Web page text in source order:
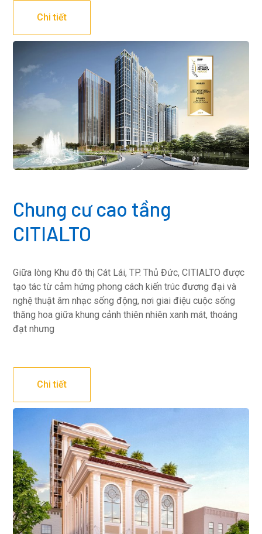
Chi tiết
Chung cư cao tầng
CITIALTO
Giữa lòng Khu đô thị Cát Lái, TP. Thủ Đức, CITIALTO được
tạo tác từ cảm hứng phong cách kiến trúc đương đại và
nghệ thuật âm nhạc sống động, nơi giai điệu cuộc sống
thăng hoa giữa khung cảnh thiên nhiên xanh mát, thoáng
đạt nhưng
Chi tiết